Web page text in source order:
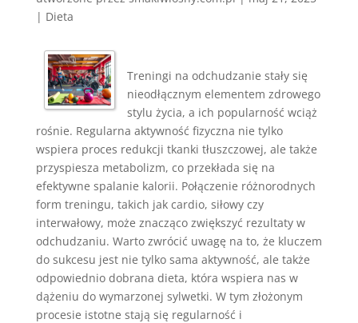
| Dieta
Treningi na odchudzanie stały się
nieodłącznym elementem zdrowego
stylu życia, a ich popularność wciąż
rośnie. Regularna aktywność fizyczna nie tylko
wspiera proces redukcji tkanki tłuszczowej, ale także
przyspiesza metabolizm, co przekłada się na
efektywne spalanie kalorii. Połączenie różnorodnych
form treningu, takich jak cardio, siłowy czy
interwałowy, może znacząco zwiększyć rezultaty w
odchudzaniu. Warto zwrócić uwagę na to, że kluczem
do sukcesu jest nie tylko sama aktywność, ale także
odpowiednio dobrana dieta, która wspiera nas w
dążeniu do wymarzonej sylwetki. W tym złożonym
procesie istotne stają się regularność i